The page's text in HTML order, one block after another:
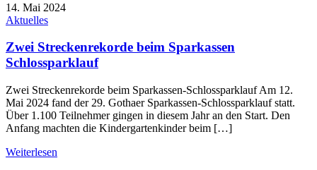
14. Mai 2024
Aktuelles
Zwei Streckenrekorde beim Sparkassen
Schlossparklauf
Zwei Streckenrekorde beim Sparkassen-Schlossparklauf Am 12.
Mai 2024 fand der 29. Gothaer Sparkassen-Schlossparklauf statt.
Über 1.100 Teilnehmer gingen in diesem Jahr an den Start. Den
Anfang machten die Kindergartenkinder beim […]
Weiterlesen